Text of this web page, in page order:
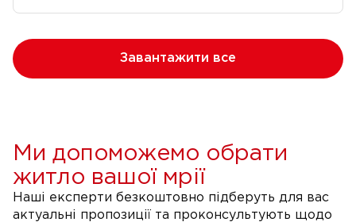
Завантажити все
Ми допоможемо обрати
житло вашої мрії
Наші експерти безкоштовно підберуть для вас
актуальні пропозиції та проконсультують щодо